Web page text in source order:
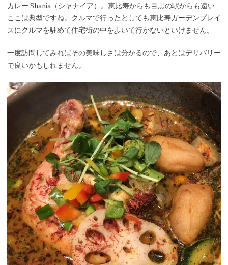
カレー Shania（シャナイア）。恵比寿からも目黒の駅からも遠い
ここは典型ですね。クルマで行ったとしても恵比寿ガーデンプレイ
スにクルマを駐めて住宅街の中を歩いて行かないといけません。
一度訪問してみればその美味しさは分かるので、あとはデリバリー
で良いかもしれません。